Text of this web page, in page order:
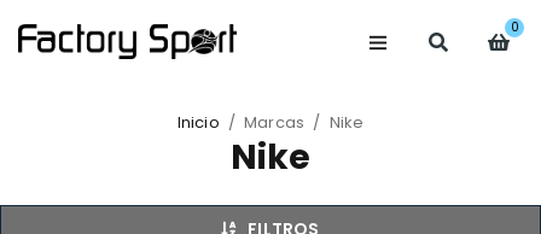
0
Inicio / Marcas / Nike
Nike
FILTROS